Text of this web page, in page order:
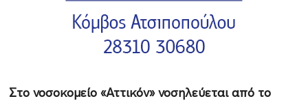
Στο νοσοκομείο «Αττικόν» νοσηλεύεται από το